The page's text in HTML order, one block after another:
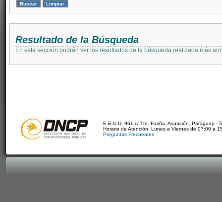
Resultado de la Búsqueda
En esta sección podrán ver los resultados de la búsqueda realizada más
E.E.U.U. 961 c/ Tte. Fariña. Asunción, Paraguay -
Horario de Atención: Lunes a Viernes de 07:00 a
Preguntas Frecuentes